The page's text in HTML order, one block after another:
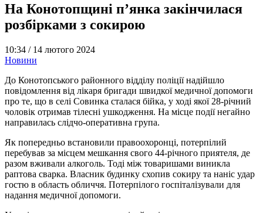
На Конотопщині п’янка закінчилася
розбірками з сокирою
10:34 / 14 лютого 2024
Новини
До Конотопського районного відділу поліції надійшло
повідомлення від лікаря бригади швидкої медичної допомоги
про те, що в селі Совинка сталася бійка, у ході якої 28-річний
чоловік отримав тілесні ушкодження. На місце події негайно
направилась слідчо-оперативна група.
Як попередньо встановили правоохоронці, потерпілий
перебував за місцем мешкання свого 44-річного приятеля, де
разом вживали алкоголь. Тоді між товаришами виникла
раптова сварка. Власник будинку схопив сокиру та наніс удар
гостю в область обличчя. Потерпілого госпіталізували для
надання медичної допомоги.